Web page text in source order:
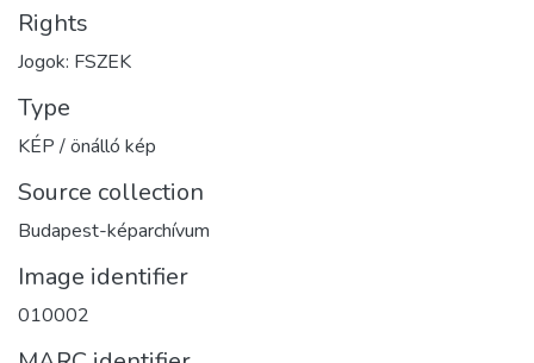
Rights
Jogok: FSZEK
Type
KÉP / önálló kép
Source collection
Budapest-képarchívum
Image identifier
010002